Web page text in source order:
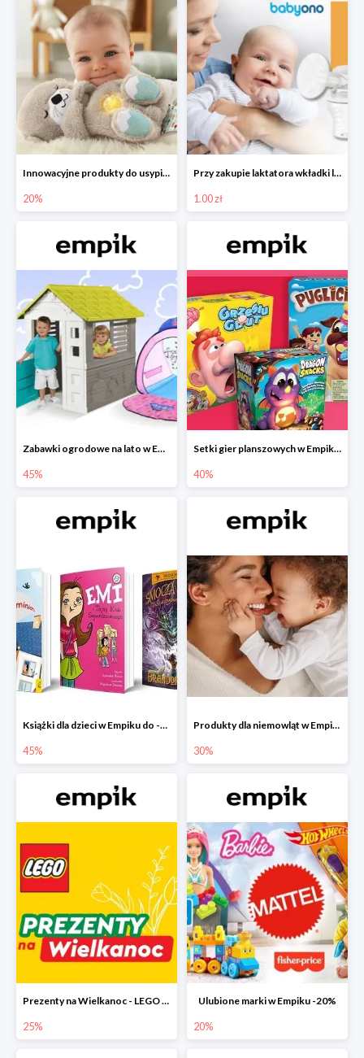
Innowacyjne produkty do usypiania w Empiku -20%
20%
Przy zakupie laktatora wkładki laktacyjne za 1 zł!
1.00 zł
Zabawki ogrodowe na lato w Empiku do -45%
45%
Setki gier planszowych w Empiku do -40%
40%
Książki dla dzieci w Empiku do -45%
45%
Produkty dla niemowląt w Empiku do -30%
30%
Prezenty na Wielkanoc - LEGO w Empiku do -25%
25%
Ulubione marki w Empiku -20%
20%